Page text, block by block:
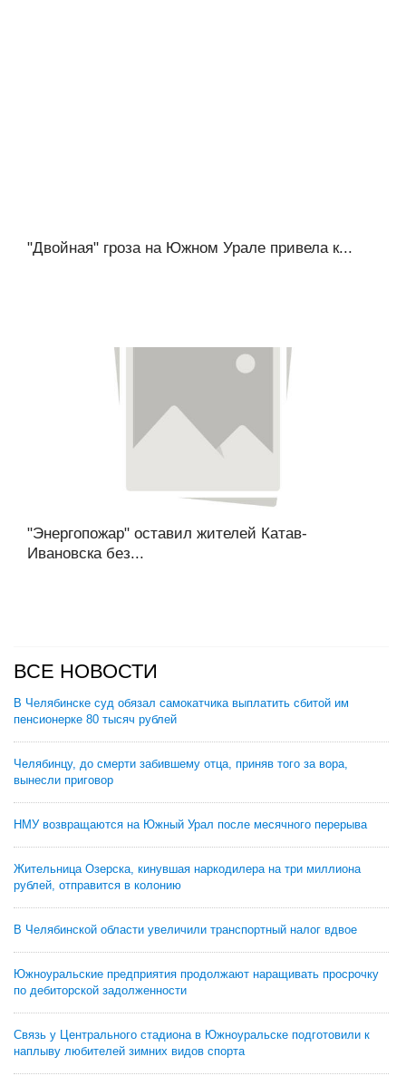
"Двойная" гроза на Южном Урале привела к...
"Энергопожар" оставил жителей Катав-
Ивановска без...
ВСЕ НОВОСТИ
В Челябинске суд обязал самокатчика выплатить сбитой им
пенсионерке 80 тысяч рублей
Челябинцу, до смерти забившему отца, приняв того за вора,
вынесли приговор
НМУ возвращаются на Южный Урал после месячного перерыва
Жительница Озерска, кинувшая наркодилера на три миллиона
рублей, отправится в колонию
В Челябинской области увеличили транспортный налог вдвое
Южноуральские предприятия продолжают наращивать просрочку
по дебиторской задолженности
Связь у Центрального стадиона в Южноуральске подготовили к
наплыву любителей зимних видов спорта